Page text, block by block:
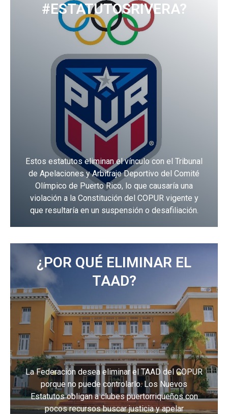
#ESTATUTOSRIVERA?
Estos estatutos eliminan el vínculo con el Tribunal
de Apelaciones y Arbitraje Deportivo del Comité
Olímpico de Puerto Rico, lo que causaría una
violación a la Constitución del COPUR vigente y
que resultaría en un suspensión o desafiliación.
¿POR QUÉ ELIMINAR EL
TAAD?
La Federación desea eliminar el TAAD del COPUR
porque no puede controlarlo. Los Nuevos
Estatutos obligan a clubes puertorriqueños con
pocos recursos buscar justicia y apelar